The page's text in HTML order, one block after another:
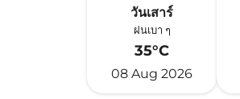
วันเสาร์
ฝนเบา ๆ
35°C
08 Aug 2026